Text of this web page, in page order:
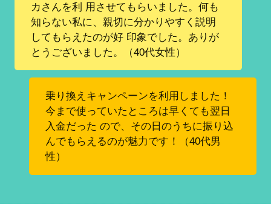
カさんを利 用させてもらいました。何も
知らない私に、親切に分かりやすく説明
してもらえたのが好 印象でした。ありが
とうございました。（40代女性）
乗り換えキャンペーンを利用しました！
今まで使っていたところは早くても翌日
入金だった ので、その日のうちに振り込
んでもらえるのが魅力です！（40代男
性）